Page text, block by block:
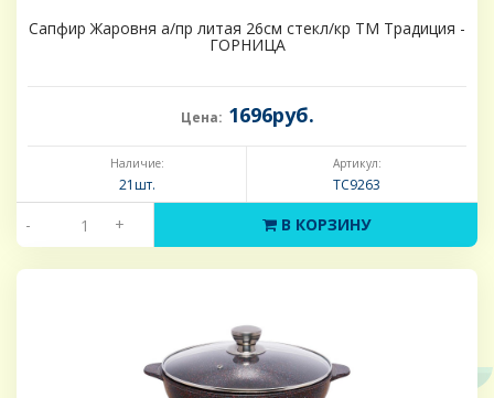
Сапфир Жаровня а/пр литая 26см стекл/кр ТМ Традиция -
ГОРНИЦА
Цена: 1696руб.
Наличие:
21шт.
Артикул:
ТС9263
- + В КОРЗИНУ